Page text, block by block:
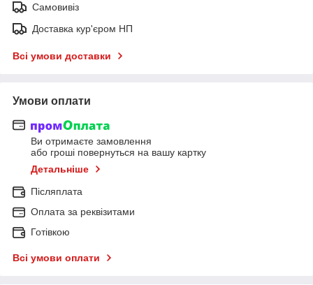
Самовивіз
Доставка кур'єром НП
Всі умови доставки
Умови оплати
Ви отримаєте замовлення
або гроші повернуться на вашу картку
Детальніше
Післяплата
Оплата за реквізитами
Готівкою
Всі умови оплати